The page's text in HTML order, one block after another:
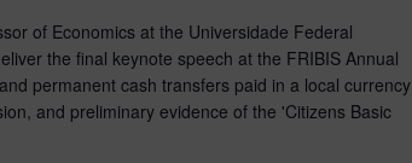
of Economics at the Universidade Federal
the final keynote speech at the FRIBIS Annual
permanent cash transfers paid in a local currency
and preliminary evidence of the 'Citizens Basic